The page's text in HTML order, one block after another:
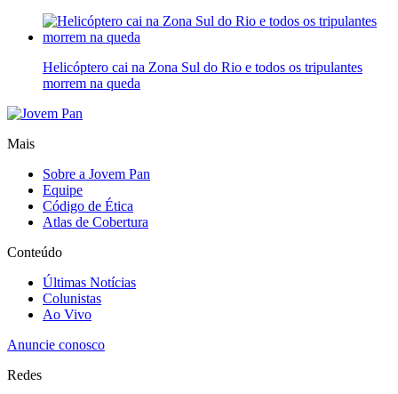
Helicóptero cai na Zona Sul do Rio e todos os tripulantes
morrem na queda
Mais
Sobre a Jovem Pan
Equipe
Código de Ética
Atlas de Cobertura
Conteúdo
Últimas Notícias
Colunistas
Ao Vivo
Anuncie conosco
Redes